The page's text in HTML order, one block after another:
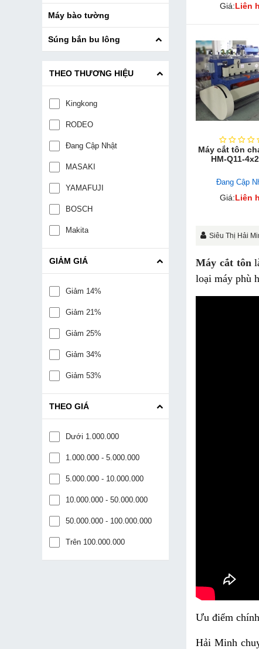
Giá:Liên
Máy cắt tôn
HM-Q11-
Đang Cập
Giá:Liên
Siêu Thị Hải
Máy cắt tôn
loại máy phù
Ưu điểm
Hải Minh
Máy bào tường
Súng bắn bu lông
THEO THƯƠNG HIỆU
Kingkong
RODEO
Đang Cập Nhật
MASAKI
YAMAFUJI
BOSCH
Makita
GIẢM GIÁ
Giảm 14%
Giảm 21%
Giảm 25%
Giảm 34%
Giảm 53%
THEO GIÁ
Dưới 1.000.000
1.000.000 - 5.000.000
5.000.000 - 10.000.000
10.000.000 - 50.000.000
50.000.000 - 100.000.000
Trên 100.000.000